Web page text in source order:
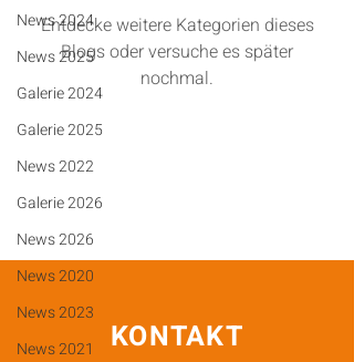
News 2024
News 2025
Galerie 2024
Galerie 2025
News 2022
Galerie 2026
News 2026
News 2020
News 2023
News 2021
Entdecke weitere Kategorien dieses
Blogs oder versuche es später
nochmal.
KONTAKT